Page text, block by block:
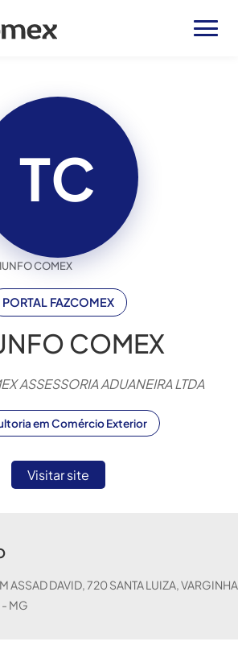
COMEX
PORTAL FAZCOMEX
COMEX
ASSESSORIA ADUANEIRA LTDA
em Comércio Exterior
Visitar site
TC
ASSAD DAVID, 720 SANTA LUIZA,
- MG